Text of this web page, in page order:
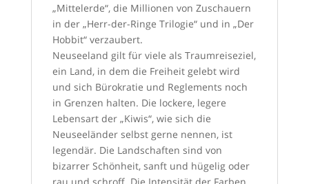
„Mittelerde“, die Millionen von Zuschauern
in der „Herr-der-Ringe Trilogie“ und in „Der
Hobbit“ verzaubert.
Neuseeland gilt für viele als Traumreiseziel,
ein Land, in dem die Freiheit gelebt wird
und sich Bürokratie und Reglements noch
in Grenzen halten. Die lockere, legere
Lebensart der „Kiwis“, wie sich die
Neuseeländer selbst gerne nennen, ist
legendär. Die Landschaften sind von
bizarrer Schönheit, sanft und hügelig oder